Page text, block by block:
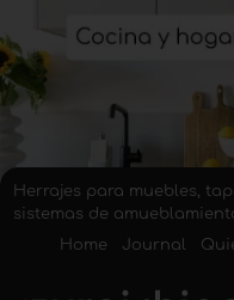
Herrajes para muebles,
sistemas de
Home
Journal